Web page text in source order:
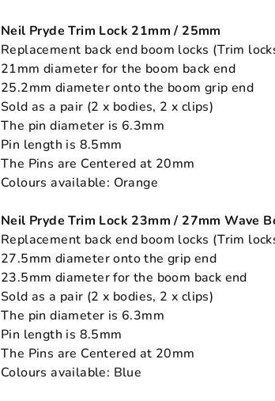
Neil Pryde Trim Lock 21mm / 25mm
Replacement back end boom locks (Trim
21mm diameter for the boom back end
25.2mm diameter onto the boom grip end
Sold as a pair (2 x bodies, 2 x clips)
The pin diameter is 6.3mm
Pin length is 8.5mm
The Pins are Centered at 20mm
Colours available: Orange
Neil Pryde Trim Lock 23mm / 27mm Wave
Replacement back end boom locks (Trim
27.5mm diameter onto the grip end
23.5mm diameter for the boom back end
Sold as a pair (2 x bodies, 2 x clips)
The pin diameter is 6.3mm
Pin length is 8.5mm
The Pins are Centered at 20mm
Colours available: Blue